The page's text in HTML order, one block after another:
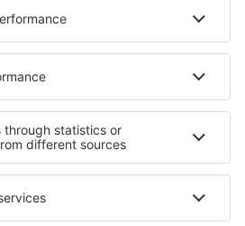
Seenplatte
Hotels im Zugspitzregion
Hotels im Bontebok-Nationalpark
Thrace